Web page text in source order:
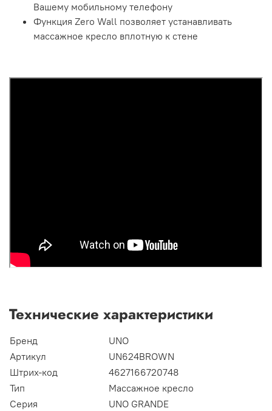
Вашему мобильному телефону
Функция Zero Wall позволяет устанавливать
массажное кресло вплотную к стене
Технические характеристики
Бренд
UNO
Артикул
UN624BROWN
Штрих-код
4627166720748
Тип
Массажное кресло
Серия
UNO GRANDE